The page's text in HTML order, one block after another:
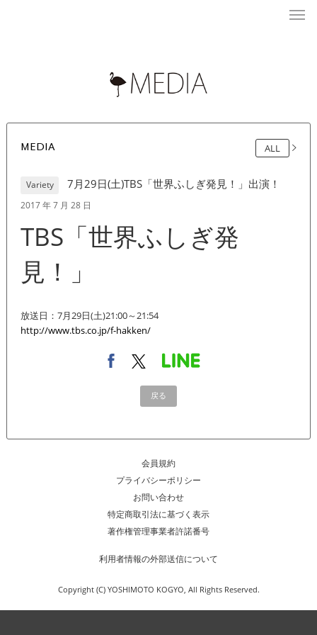
MEDIA ALL
Variety 7月29日(土)TBS「世界ふしぎ発見！」出演！
2017 年 7 月 28 日
TBS「世界ふしぎ発
見！」
放送日：7月29日(土)21:00～21:54
http://www.tbs.co.jp/f-hakken/
戻る
会員規約
プライバシーポリシー
お問い合わせ
特定商取引法に基づく表示
著作権管理事業者許諾番号
利用者情報の外部送信について
Copyright (C) YOSHIMOTO KOGYO, All Rights Reserved.